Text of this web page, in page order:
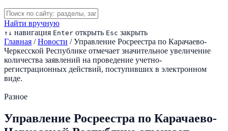
Найти вручную
↑ ↓ навигация Enter открыть Esc закрыть
Главная / Новости / Управление Росреестра по Карачаево-
Черкесской Республике отмечает значительное увеличение
количества заявлений на проведение учетно-
регистрационных действий, поступивших в электронном
виде.
Разное
Управление Росреестра по Карачаево-